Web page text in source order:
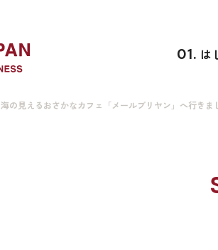
01. は
海の見えるおさかなカフェ「メールブリヤン」へ行きま